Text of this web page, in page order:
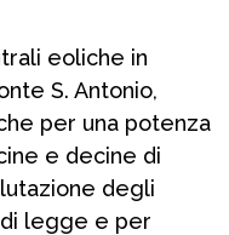
eoliche in
S. Antonio,
per una potenza
e decine di
degli
legge e per